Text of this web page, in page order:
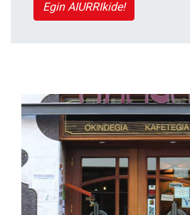
Egin AIURRIkide!